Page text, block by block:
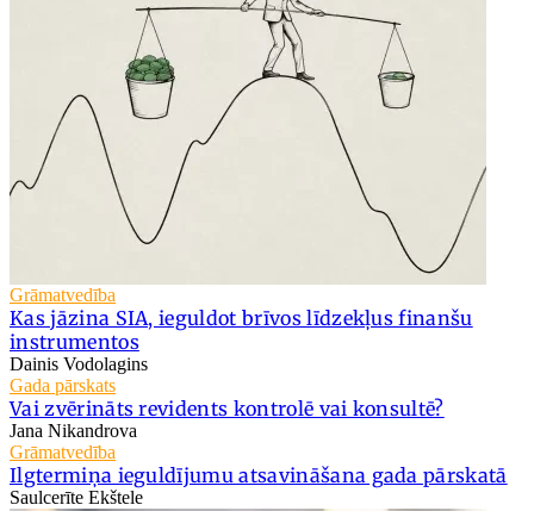
Grāmatvedība
Kas jāzina SIA, ieguldot brīvos līdzekļus finanšu
instrumentos
Dainis Vodolagins
Gada pārskats
Vai zvērināts revidents kontrolē vai konsultē?
Jana Nikandrova
Grāmatvedība
Ilgtermiņa ieguldījumu atsavināšana gada pārskatā
Saulcerīte Ekštele